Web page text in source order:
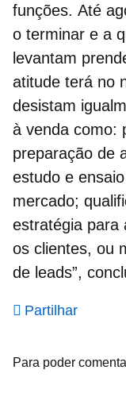
funções. Até
o terminar e a
levantam
atitude terá no
desistam
à venda como:
preparação de
estudo e
mercado;
estratégia para
os clientes, ou
de leads”,
Partilhar
Para poder